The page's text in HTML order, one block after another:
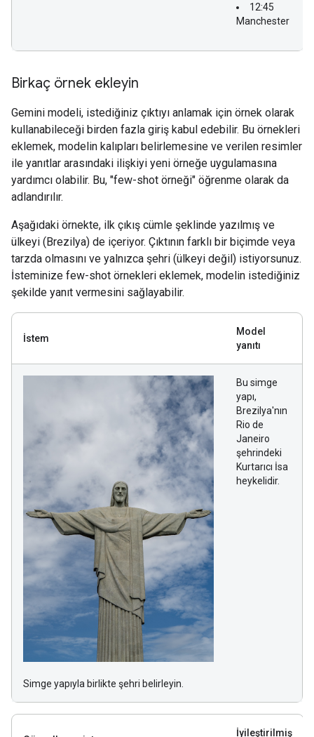
12:45
Manchester
Birkaç örnek ekleyin
Gemini modeli, istediğiniz çıktıyı anlamak için örnek olarak
kullanabileceği birden fazla giriş kabul edebilir. Bu örnekleri
eklemek, modelin kalıpları belirlemesine ve verilen resimler
ile yanıtlar arasındaki ilişkiyi yeni örneğe uygulamasına
yardımcı olabilir. Bu, "few-shot örneği" öğrenme olarak da
adlandırılır.
Aşağıdaki örnekte, ilk çıkış cümle şeklinde yazılmış ve
ülkeyi (Brezilya) de içeriyor. Çıktının farklı bir biçimde veya
tarzda olmasını ve yalnızca şehri (ülkeyi değil) istiyorsunuz.
İsteminize few-shot örnekleri eklemek, modelin istediğiniz
şekilde yanıt vermesini sağlayabilir.
İstem
Model
yanıtı
Simge yapıyla birlikte şehri belirleyin.
Bu simge
yapı,
Brezilya'nın
Rio de
Janeiro
şehrindeki
Kurtarıcı İsa
heykelidir.
İyileştirilmiş